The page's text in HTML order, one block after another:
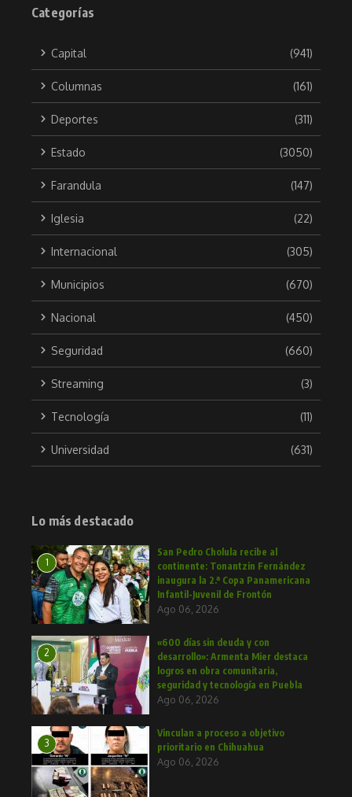
Categorías
Capital (941)
Columnas (161)
Deportes (311)
Estado (3050)
Farandula (147)
Iglesia (22)
Internacional (305)
Municipios (670)
Nacional (450)
Seguridad (660)
Streaming (3)
Tecnología (11)
Universidad (631)
Lo más destacado
1
San Pedro Cholula recibe al
continente: Tonantzin Fernández
inaugura la 2.ª Copa Panamericana
Infantil-Juvenil de Frontón
Ago 06, 2026
2
«600 días sin deuda y con
desarrollo»: Armenta Mier destaca
logros en obra comunitaria,
seguridad y tecnología en Puebla
Ago 06, 2026
3
Vinculan a proceso a objetivo
prioritario en Chihuahua
Ago 06, 2026